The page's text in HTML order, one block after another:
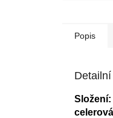
Popis
Složení: